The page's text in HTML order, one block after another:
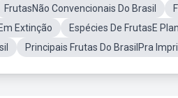
FrutasNão Convencionais Do Brasil
Extinção
Espécies De FrutasE
Principais Frutas Do BrasilPra